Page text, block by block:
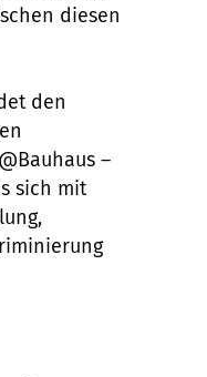
diesen
den
–
sich mit